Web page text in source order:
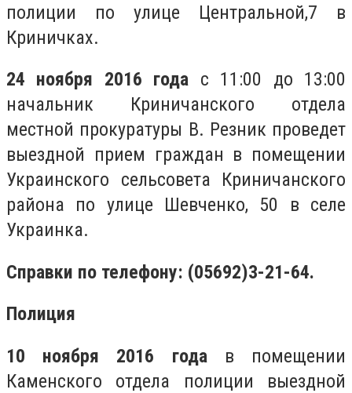
полиции по улице Центральной,7 в
Криничках.
24 ноября 2016 года с 11:00 до 13:00
начальник Криничанского отдела
местной прокуратуры В. Резник проведет
выездной прием граждан в помещении
Украинского сельсовета Криничанского
района по улице Шевченко, 50 в селе
Украинка.
Справки по телефону: (05692)3-21-64.
Полиция
10 ноября 2016 годав помещении
Каменского отдела полиции выездной